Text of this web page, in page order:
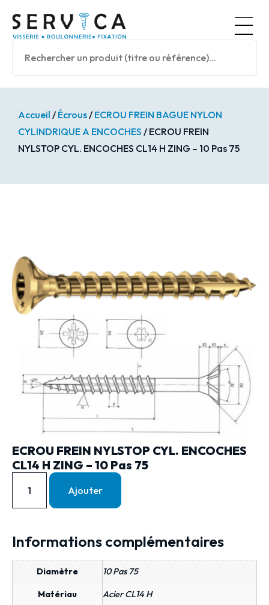
Accueil / Écrous/ ECROU FREIN BAGUE NYLON
CYLINDRIQUE A ENCOCHES / ECROU FREIN
NYLSTOP CYL. ENCOCHES CL14 H ZING – 10 Pas 75
ECROU FREIN NYLSTOP CYL. ENCOCHES
CL14 H ZING – 10 Pas 75
Ajouter
Informations complémentaires
Diamètre 10 Pas 75
Matériau Acier CL14 H